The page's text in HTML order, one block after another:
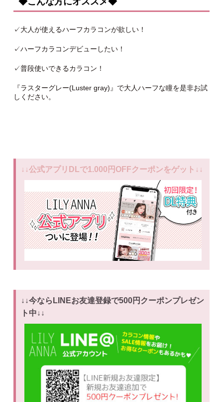
✓大人が使えるハーフカラコンが欲しい！
✓ハーフカラコンデビューしたい！
✓普段使いできるカラコン！
『ラスターグレー(Luster gray)』で大人ハーフな瞳を是非お試
しください。
↓↓公式アプリDLで1.000円OFFクーポンをゲット↓↓
↓↓今ならLINEお友達登録で500円クーポンプレゼン
ト中↓↓